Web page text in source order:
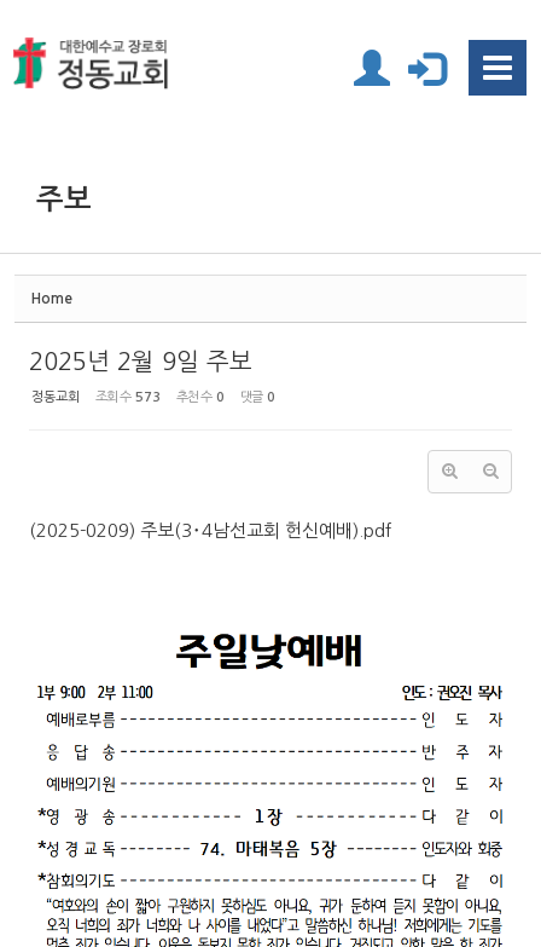
주보
Home
2025년 2월 9일 주보
정동교회 조회 수 573 추천 수 0 댓글 0
(2025-0209) 주보(3･4남선교회 헌신예배).pdf